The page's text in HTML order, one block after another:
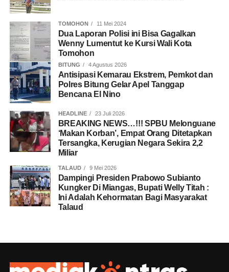
TOMOHON 11 Mei 2024
Dua Laporan Polisi ini Bisa Gagalkan
Wenny Lumentut ke Kursi Wali Kota
Tomohon
BITUNG 4 Agustus 2026
Antisipasi Kemarau Ekstrem, Pemkot dan
Polres Bitung Gelar Apel Tanggap
Bencana El Nino
HEADLINE 23 Juli 2026
BREAKING NEWS…!!! SPBU Melonguane
‘Makan Korban’, Empat Orang Ditetapkan
Tersangka, Kerugian Negara Sekira 2,2
Miliar
TALAUD 9 Mei 2026
Dampingi Presiden Prabowo Subianto
Kungker Di Miangas, Bupati Welly Titah :
Ini Adalah Kehormatan Bagi Masyarakat
Talaud